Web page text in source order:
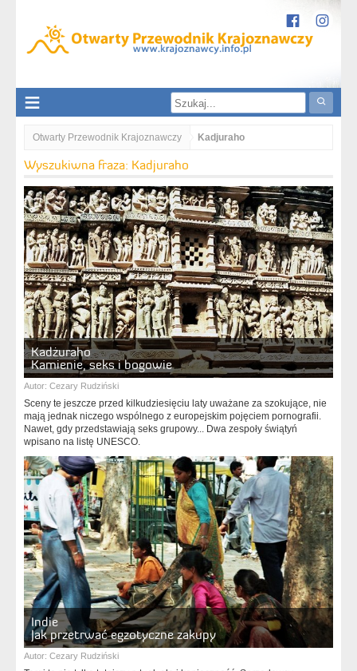
Otwarty Przewodnik Krajoznawczy Kadjuraho
Wyszukiwna fraza: Kadjuraho
Kadżuraho
Kamienie, seks i bogowie
Autor: Cezary Rudziński
Sceny te jeszcze przed kilkudziesięciu laty uważane za szokujące, nie
mają jednak niczego wspólnego z europejskim pojęciem pornografii.
Nawet, gdy przedstawiają seks grupowy... Dwa zespoły świątyń
wpisano na listę UNESCO.
Indie
Jak przetrwać egzotyczne zakupy
Autor: Cezary Rudziński